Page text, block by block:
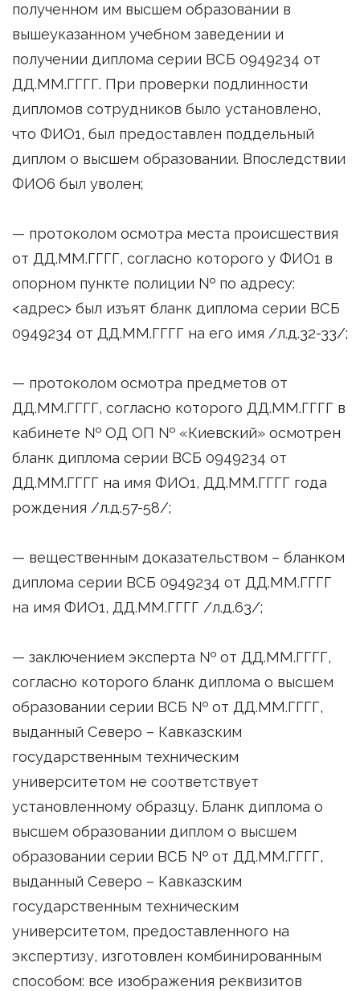
полученном им высшем образовании в
вышеуказанном учебном заведении и
получении диплома серии ВСБ 0949234 от
ДД.ММ.ГГГГ. При проверки подлинности
дипломов сотрудников было установлено,
что ФИО1, был предоставлен поддельный
диплом о высшем образовании. Впоследствии
ФИО6 был уволен;
— протоколом осмотра места происшествия
от ДД.ММ.ГГГГ, согласно которого у ФИО1 в
опорном пункте полиции № по адресу:
<адрес> был изъят бланк диплома серии ВСБ
0949234 от ДД.ММ.ГГГГ на его имя /л.д.32-33/;
— протоколом осмотра предметов от
ДД.ММ.ГГГГ, согласно которого ДД.ММ.ГГГГ в
кабинете № ОД ОП № «Киевский» осмотрен
бланк диплома серии ВСБ 0949234 от
ДД.ММ.ГГГГ на имя ФИО1, ДД.ММ.ГГГГ года
рождения /л.д.57-58/;
— вещественным доказательством – бланком
диплома серии ВСБ 0949234 от ДД.ММ.ГГГГ
на имя ФИО1, ДД.ММ.ГГГГ /л.д.63/;
— заключением эксперта № от ДД.ММ.ГГГГ,
согласно которого бланк диплома о высшем
образовании серии ВСБ № от ДД.ММ.ГГГГ,
выданный Северо – Кавказским
государственным техническим
университетом не соответствует
установленному образцу. Бланк диплома о
высшем образовании диплом о высшем
образовании серии ВСБ № от ДД.ММ.ГГГГ,
выданный Северо – Кавказским
государственным техническим
университетом, предоставленного на
экспертизу, изготовлен комбинированным
способом: все изображения реквизитов